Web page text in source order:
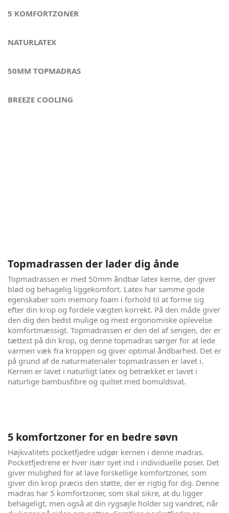
5 KOMFORTZONER
NATURLATEX
50MM TOPMADRAS
BREEZE COOLING
Topmadrassen der lader dig ånde
Topmadrassen er med 50mm åndbar latex kerne, der giver
blød og behagelig liggekomfort. Latex har samme gode
egenskaber som memory foam i forhold til at forme sig
efter din krop og fordele vægten korrekt. På den måde giver
den dig den bedst mulige og mest ergonomiske oplevelse
komfortmæssigt. Topmadrassen er den del af sengen, der er
tættest på din krop, og denne topmadras sørger for at lede
varmen væk fra kroppen og giver optimal åndbarhed. Det er
på grund af de naturmaterialer topmadrassen er lavet i.
Kernen er lavet i naturligt latex og betrækket er lavet i
naturlige bambusfibre og quiltet med bomuldsvat.
5 komfortzoner for en bedre søvn
Højkvalitets pocketfjedre udgør kernen i denne madras.
Pocketfjedrene er hver især syet ind i individuelle poser. Det
giver mulighed for at lave forskellige komfortzoner, som
giver din krop præcis den støtte, der er rigtig for dig. Denne
madras har 5 komfortzoner, som skal sikre, at du ligger
behageligt, men også at din rygsøjle holder sig vandret, når